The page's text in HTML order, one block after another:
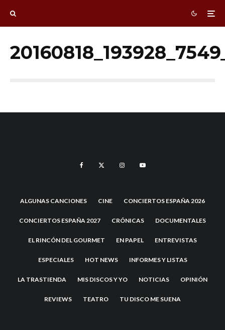
ALGUNAS CANCIONES CINE CONCIERTOS ESPAÑA 2026
CONCIERTOS ESPAÑA 2027 CRÓNICAS DOCUMENTALES
EL RINCÓN DEL GOURMET EN PAPEL ENTREVISTAS
ESPECIALES HOT NEWS INFORMES Y LISTAS
LA TRASTIENDA MIS DISCOS Y YO NOTICIAS OPINIÓN
REVIEWS TEATRO TU DISCO ME SUENA